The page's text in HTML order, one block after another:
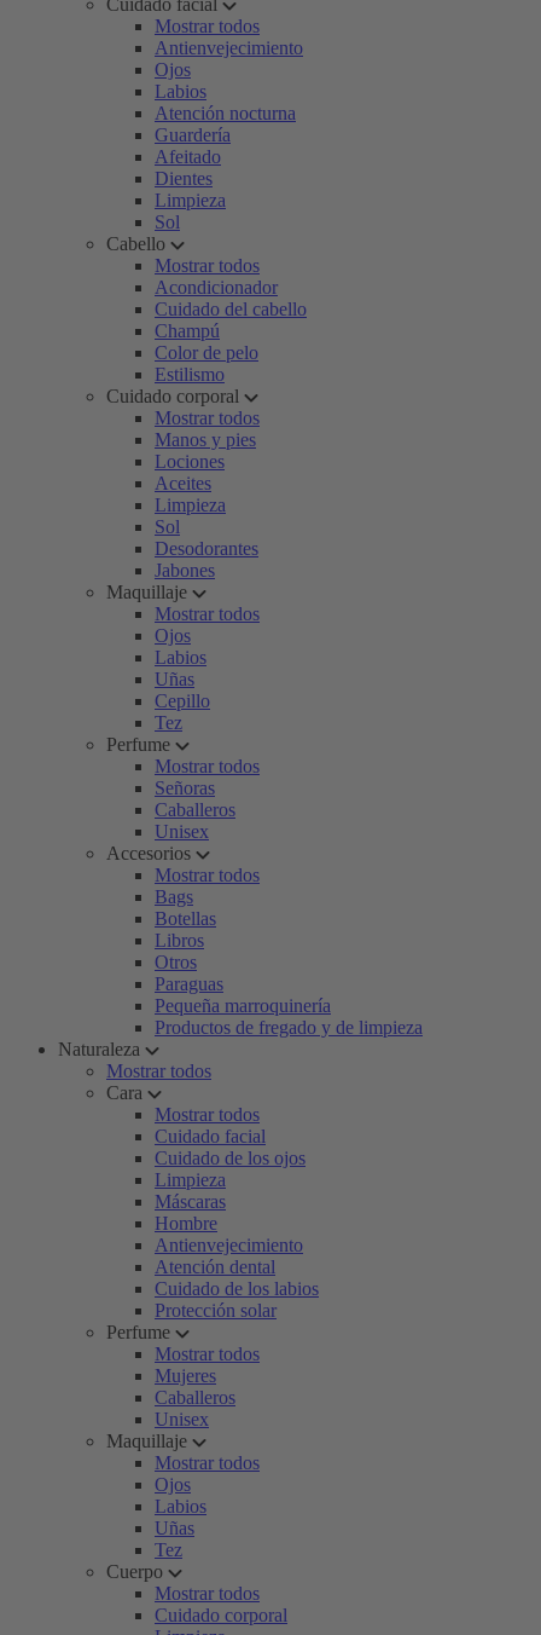
Cuidado facial
Mostrar todos
Antienvejecimiento
Ojos
Labios
Atención nocturna
Guardería
Afeitado
Dientes
Limpieza
Sol
Cabello
Mostrar todos
Acondicionador
Cuidado del cabello
Champú
Color de pelo
Estilismo
Cuidado corporal
Mostrar todos
Manos y pies
Lociones
Aceites
Limpieza
Sol
Desodorantes
Jabones
Maquillaje
Mostrar todos
Ojos
Labios
Uñas
Cepillo
Tez
Perfume
Mostrar todos
Señoras
Caballeros
Unisex
Accesorios
Mostrar todos
Bags
Botellas
Libros
Otros
Paraguas
Pequeña marroquinería
Productos de fregado y de limpieza
Naturaleza
Mostrar todos
Cara
Mostrar todos
Cuidado facial
Cuidado de los ojos
Limpieza
Máscaras
Hombre
Antienvejecimiento
Atención dental
Cuidado de los labios
Protección solar
Perfume
Mostrar todos
Mujeres
Caballeros
Unisex
Maquillaje
Mostrar todos
Ojos
Labios
Uñas
Tez
Cuerpo
Mostrar todos
Cuidado corporal